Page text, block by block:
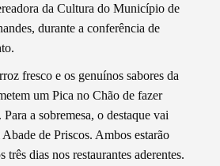
da Cultura do Município de
durante a conferência de
fresco e os genuínos sabores da
um Pica no Chão de fazer
a sobremesa, o destaque vai
de Priscos. Ambos estarão
três dias nos restaurantes aderentes.